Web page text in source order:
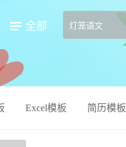
全部
Excel模板 简历模板